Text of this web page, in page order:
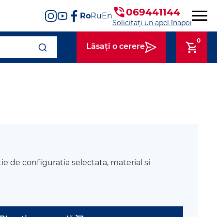
RoRuEn 069441144
Solicitați un apel înapoi
Lăsați o cerere
0
de configuratia selectata, material si